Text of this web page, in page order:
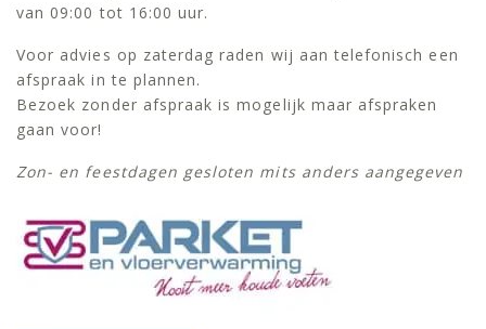
van 09:00 tot 16:00 uur.
Voor advies op zaterdag raden wij aan telefonisch een
afspraak in te plannen.
Bezoek zonder afspraak is mogelijk maar afspraken
gaan voor!
Zon- en feestdagen gesloten mits anders aangegeven